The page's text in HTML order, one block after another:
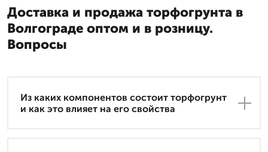
Доставка и продажа торфогрунта в
Волгограде оптом и в розницу.
Вопросы
Из каких компонентов состоит торфогрунт
и как это влияет на его свойства